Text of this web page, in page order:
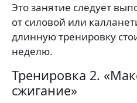
Это занятие следует
от силовой или
длинную тренировку
неделю.
Тренировка 2.
сжигание»